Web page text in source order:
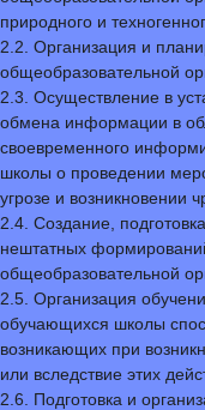
природного и
2.2. Организация и
общеобразовательной
2.3. Осуществление в
обмена информации в
своевременного
школы о проведении
угрозе и возникновении
2.4. Создание,
нештатных
общеобразовательной
2.5. Организация
обучающихся школы
возникающих при
или вследствие этих
2.6. Подготовка и